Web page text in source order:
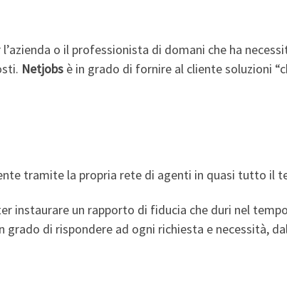
o il professionista di domani che ha
Netjobs è in grado di fornire al cliente soluzioni
tramite la propria rete di agenti in quasi tutto il
instaurare un rapporto di fiducia che duri nel
di rispondere ad ogni richiesta e necessità,